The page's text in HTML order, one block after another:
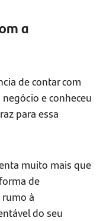
a
de contar com
e conheceu
para essa
muito mais que
de
à
do seu